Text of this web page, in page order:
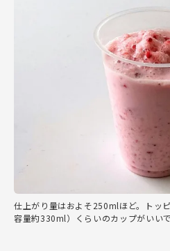
仕上がり量はおよそ250mlほど。トッ
容量約330ml）くらいのカップがいいで